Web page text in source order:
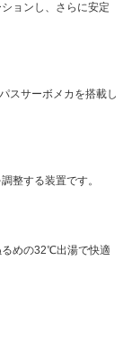
ョンし、さらに安定
スサーボメカを搭載し
整する装置です。
るめの32℃出湯で快適